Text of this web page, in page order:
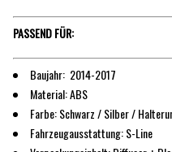
PASSEND FÜR:
Baujahr: 2014-2017
Material: ABS
Farbe: Schwarz / Silber /
Fahrzeugausstattung: S-Line